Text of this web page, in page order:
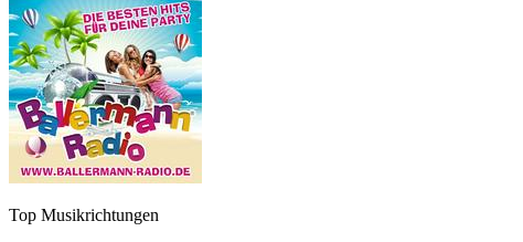
Top Musikrichtungen